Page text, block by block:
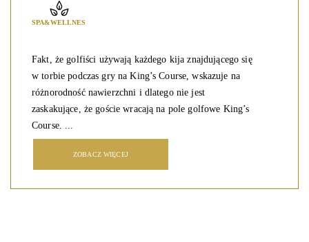
SPA&WELLNES
Fakt, że golfiści używają każdego kija znajdującego się
w torbie podczas gry na King’s Course, wskazuje na
różnorodność nawierzchni i dlatego nie jest
zaskakujące, że goście wracają na pole golfowe King’s
Course. ...
ZOBACZ WIĘCEJ